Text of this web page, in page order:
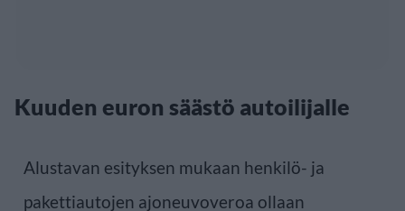
Kuuden euron säästö autoilijalle
Alustavan esityksen mukaan henkilö- ja
pakettiautojen ajoneuvoveroa ollaan